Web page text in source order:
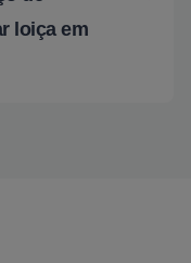
loiça em